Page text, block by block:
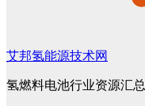
艾邦氢能源技术网
氢燃料电池行业资源汇总